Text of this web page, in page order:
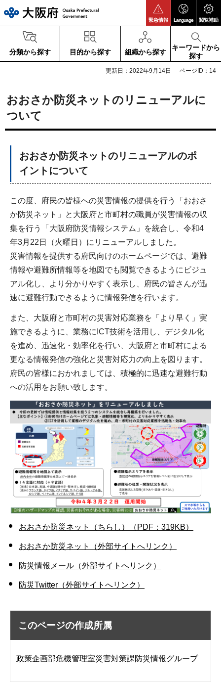
緊急情報 Language 閲覧補助
分類から探す 目的から探す 組織から探す
キーワードから
探す
更新日：2022年9月14日 ページID：14
おおさか防災ネットのリニューアルに
ついて
おおさか防災ネットのリニューアルのポ
イントについて
この度、府民の皆様への災害情報の提供を行う「おおさ
か防災ネット」と大阪府と市町村の職員が災害情報の収
集を行う「大阪府防災情報システム」を統合し、令和4
年3月22日（火曜日）にリニューアルしました。
災害情報を提供する府民向けのホームページでは、避難
情報や避難所情報等を地図でも閲覧できるようにビジュ
アル化し、より分かりやすく表示し、府民の皆さんが迅
速に避難行動できるように情報発信を行います。
また、大阪府と市町村の災害対応業務を「より早く」実
施できるように、業務にICT技術を活用し、デジタル化
を進め、迅速化・効率化を行い、大阪府と市町村による
更なる情報発信の強化と災害対応力の向上を図ります。
府民の皆様におかれましては、積極的に迅速な避難行動
への活用をお願い致します。
おおさか防災ネット（ちらし）（PDF：319KB）
おおさか防災ネット（外部サイトへリンク）
防災情報メール（外部サイトへリンク）
防災Twitter（外部サイトへリンク）
このページの作成所属
政策企画部危機管理室災害対策課防災情報グループ